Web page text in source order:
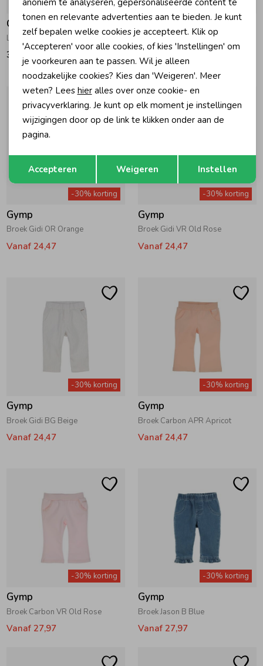
Gymp
Lange broek Aerodoux Off White
32,95
Gymp
Lange broek Aerodoux Light Pink
32,95
-30% korting
Gymp
Broek Gidi OR Orange
Vanaf 24,47
-30% korting
Gymp
Broek Gidi VR Old Rose
Vanaf 24,47
-30% korting
Gymp
Broek Gidi BG Beige
Vanaf 24,47
-30% korting
Gymp
Broek Carbon APR Apricot
Vanaf 24,47
-30% korting
Gymp
Broek Carbon VR Old Rose
Vanaf 27,97
-30% korting
Gymp
Broek Jason B Blue
Vanaf 27,97
Opslaan
tonen en relevante advertenties aan te bieden. Je kunt
zelf bepalen welke cookies je accepteert. Klik op
'Accepteren' voor alle cookies, of kies 'Instellingen' om
je voorkeuren aan te passen. Wil je alleen
noodzakelijke cookies? Kies dan 'Weigeren'. Meer
weten? Lees hieralles over onze cookie- en
privacyverklaring. Je kunt op elk moment je instellingen
wijzigingen door op de link te klikken onder aan de
pagina.
Accepteren Weigeren Instellen